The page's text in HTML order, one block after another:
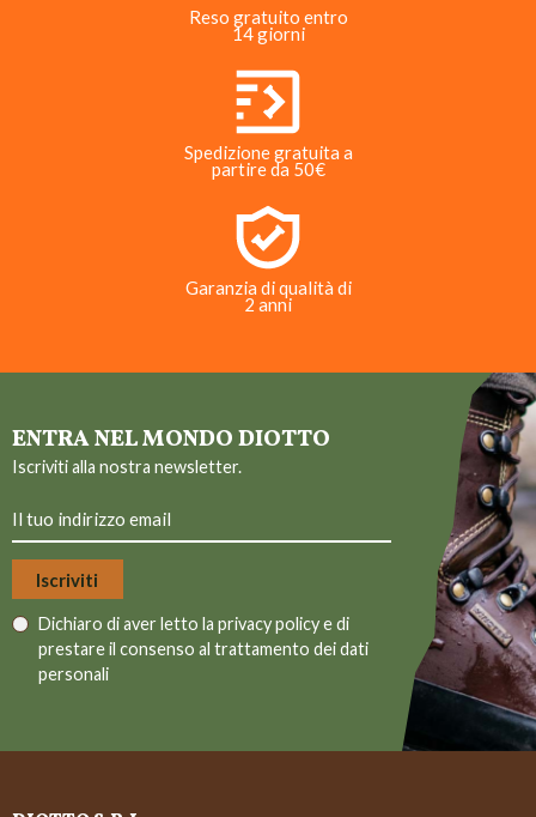
Reso gratuito entro
14 giorni
Spedizione gratuita a
partire da 50€
Garanzia di qualità di
2 anni
ENTRA NEL MONDO DIOTTO
Iscriviti alla nostra newsletter.
Dichiaro di aver letto la privacy policye di
prestare il consenso al trattamento dei dati
personali